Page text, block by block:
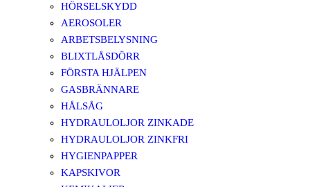
HÖRSELSKYDD
AEROSOLER
ARBETSBELYSNING
BLIXTLÅSDÖRR
FÖRSTA HJÄLPEN
GASBRÄNNARE
HÅLSÅG
HYDRAULOLJOR ZINKADE
HYDRAULOLJOR ZINKFRI
HYGIENPAPPER
KAPSKIVOR